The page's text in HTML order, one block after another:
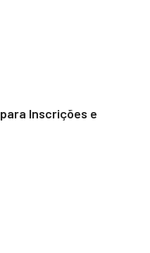
Inscrições e